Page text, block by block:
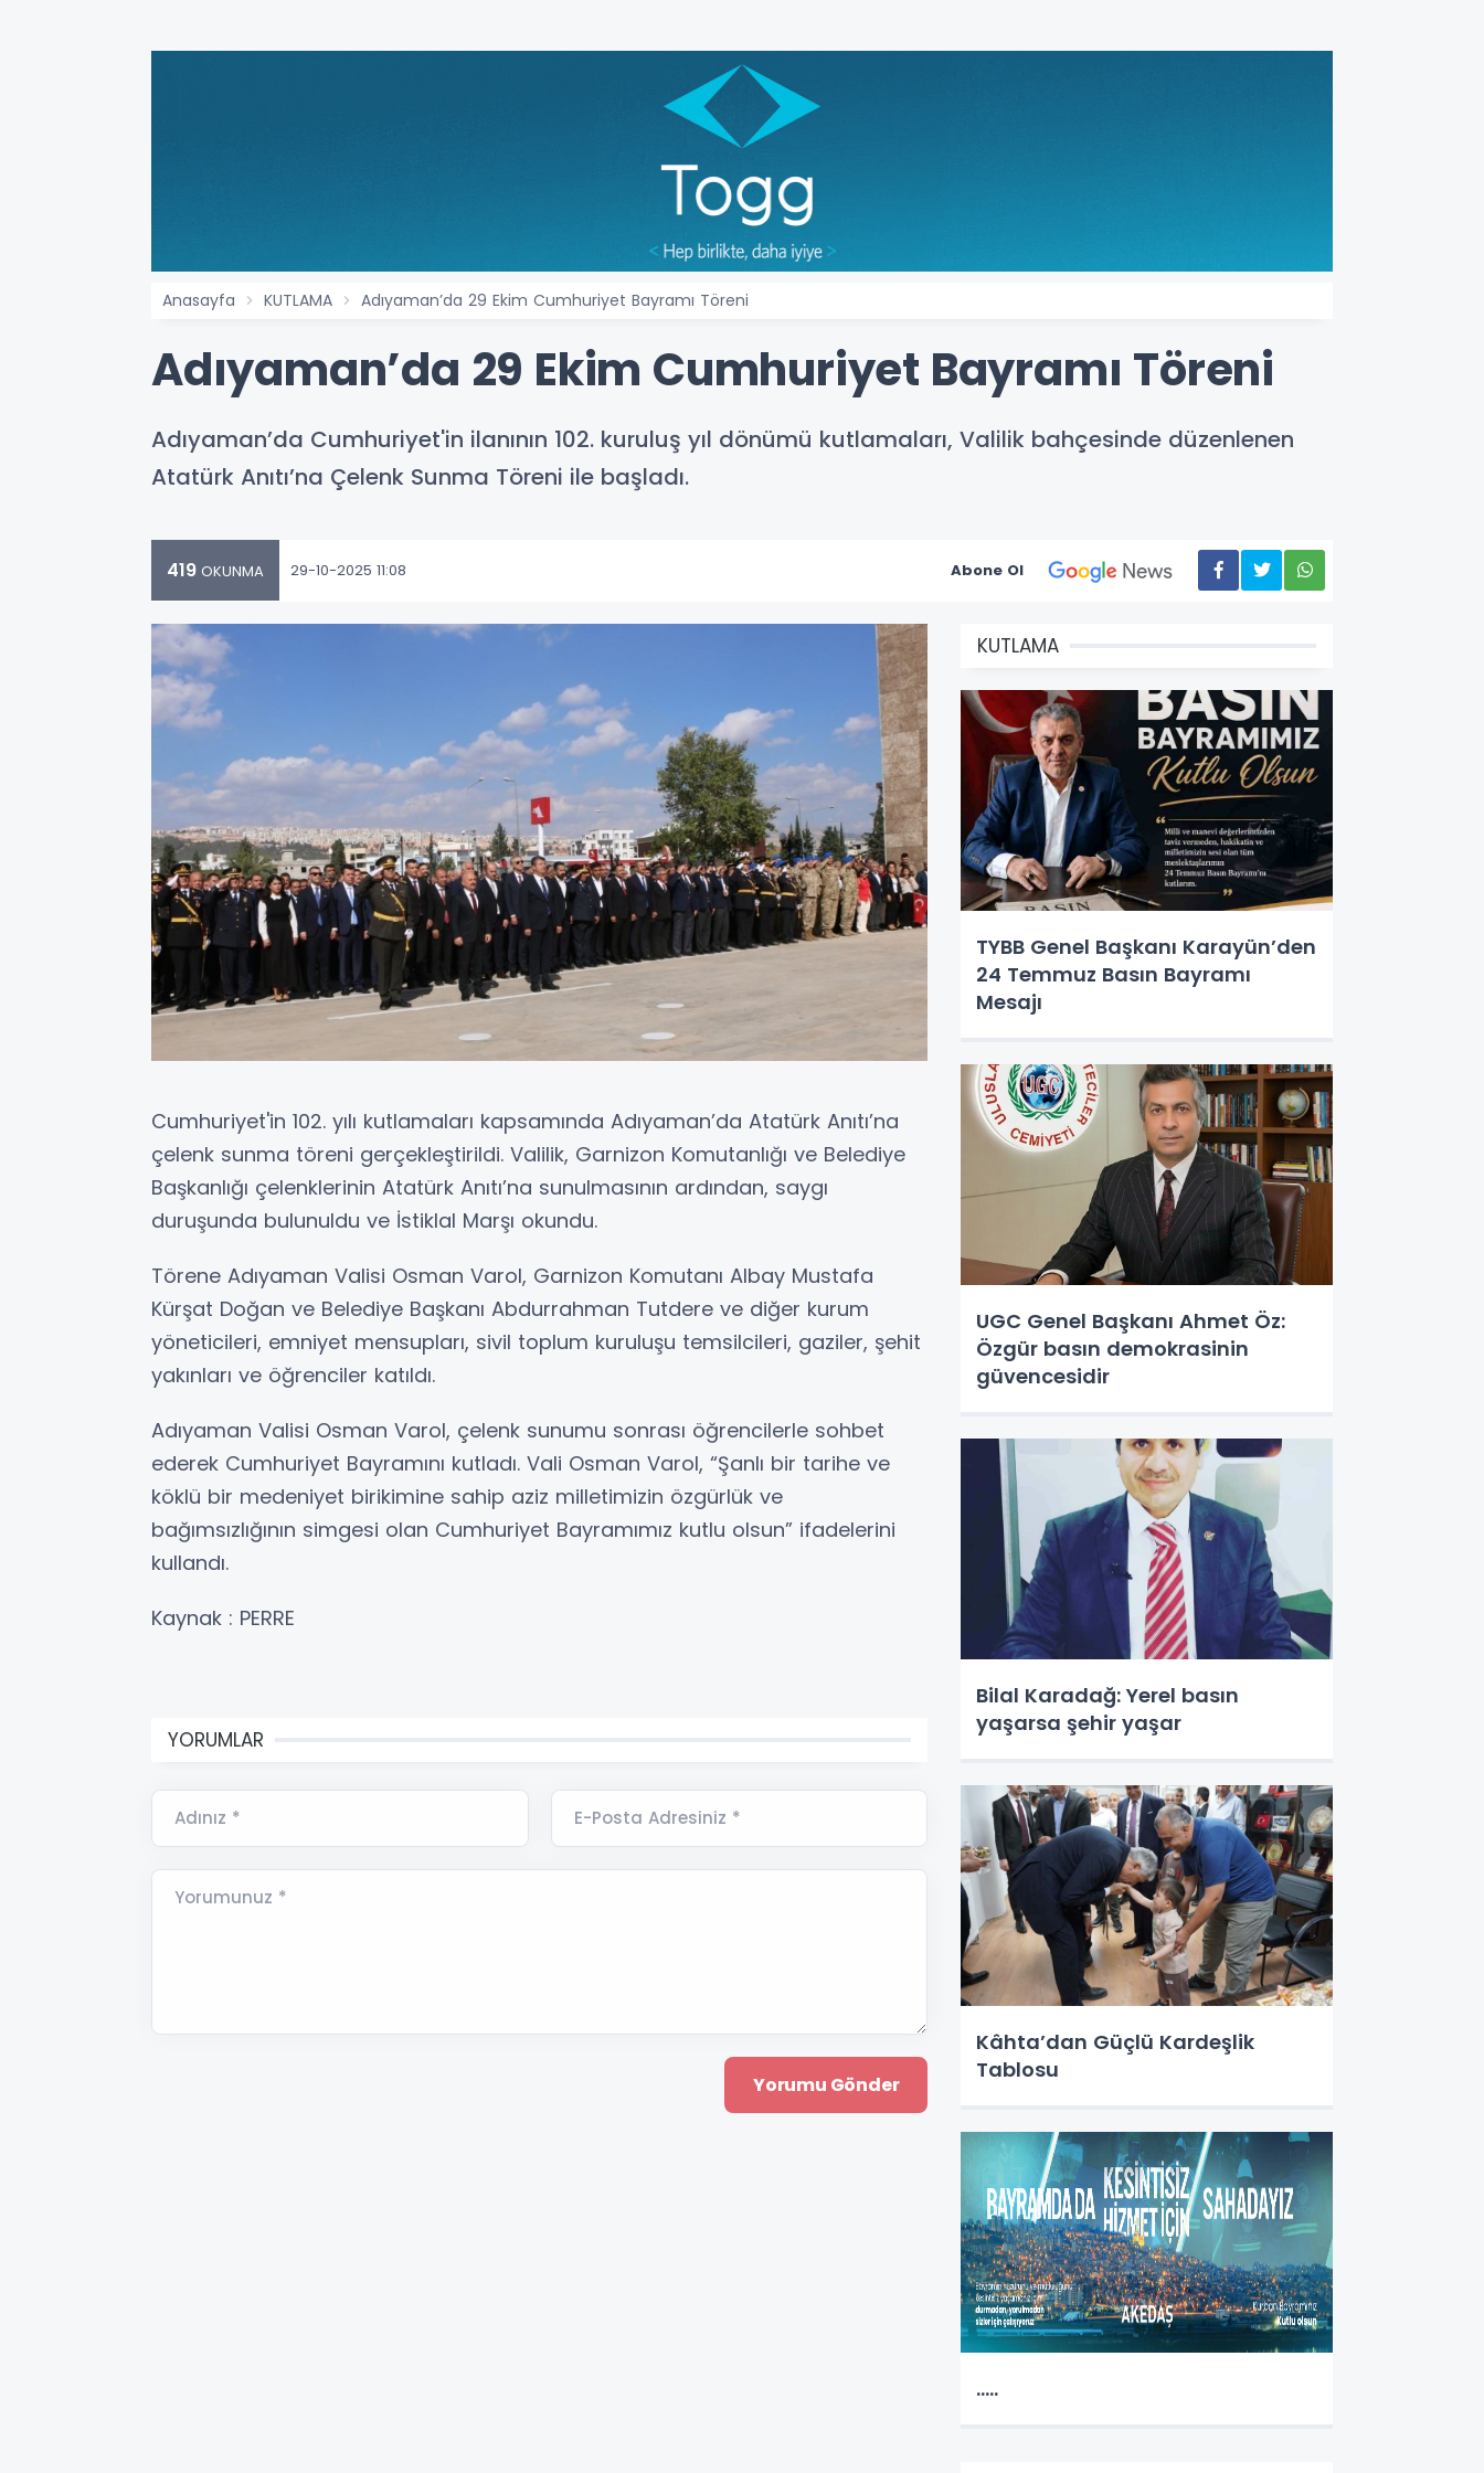
Anasayfa KUTLAMA Adıyaman’da 29 Ekim Cumhuriyet Bayramı Töreni
Adıyaman’da 29 Ekim Cumhuriyet Bayramı Töreni
Adıyaman’da Cumhuriyet'in ilanının 102. kuruluş yıl dönümü kutlamaları, Valilik bahçesinde düzenlenen
Atatürk Anıtı’na Çelenk Sunma Töreni ile başladı.
419 OKUNMA 29-10-2025 11:08 Abone Ol
Cumhuriyet'in 102. yılı kutlamaları kapsamında Adıyaman’da Atatürk Anıtı’na
çelenk sunma töreni gerçekleştirildi. Valilik, Garnizon Komutanlığı ve Belediye
Başkanlığı çelenklerinin Atatürk Anıtı’na sunulmasının ardından, saygı
duruşunda bulunuldu ve İstiklal Marşı okundu.
Törene Adıyaman Valisi Osman Varol, Garnizon Komutanı Albay Mustafa
Kürşat Doğan ve Belediye Başkanı Abdurrahman Tutdere ve diğer kurum
yöneticileri, emniyet mensupları, sivil toplum kuruluşu temsilcileri, gaziler, şehit
yakınları ve öğrenciler katıldı.
Adıyaman Valisi Osman Varol, çelenk sunumu sonrası öğrencilerle sohbet
ederek Cumhuriyet Bayramını kutladı. Vali Osman Varol, “Şanlı bir tarihe ve
köklü bir medeniyet birikimine sahip aziz milletimizin özgürlük ve
bağımsızlığının simgesi olan Cumhuriyet Bayramımız kutlu olsun” ifadelerini
kullandı.
Kaynak : PERRE
YORUMLAR
Adınız * E-Posta Adresiniz *
Yorumunuz *
KUTLAMA
TYBB Genel Başkanı Karayün’den
24 Temmuz Basın Bayramı
Mesajı
UGC Genel Başkanı Ahmet Öz:
Özgür basın demokrasinin
güvencesidir
Bilal Karadağ: Yerel basın
yaşarsa şehir yaşar
Kâhta’dan Güçlü Kardeşlik
Tablosu
.....